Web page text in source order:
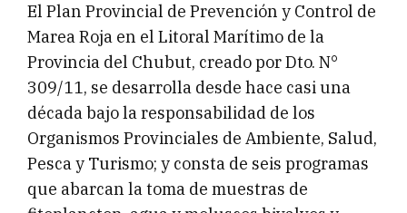
El Plan Provincial de Prevención y Control de
Marea Roja en el Litoral Marítimo de la
Provincia del Chubut, creado por Dto. N°
309/11, se desarrolla desde hace casi una
década bajo la responsabilidad de los
Organismos Provinciales de Ambiente, Salud,
Pesca y Turismo; y consta de seis programas
que abarcan la toma de muestras de